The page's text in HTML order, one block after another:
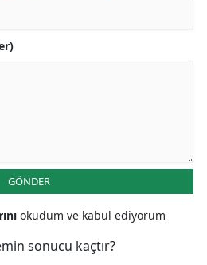
GÖNDER
okudum ve kabul ediyorum
sonucu kaçtır?